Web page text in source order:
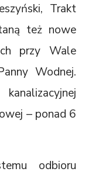
Trakt
też nowe
przy Wale
Wodnej.
– ponad 6
odbioru